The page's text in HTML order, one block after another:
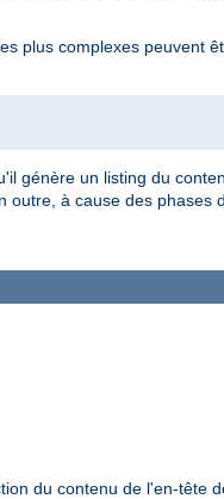
plus complexes peuvent
génère un listing du
outre, à cause des phases
du contenu de l'en-tête